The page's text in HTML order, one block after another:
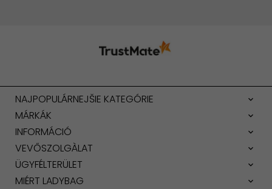
NAJPOPULÁRNEJŠIE KATEGÓRIE
MÁRKÁK
INFORMÁCIÓ
VEVŐSZOLGÀLAT
ÜGYFÉLTERÜLET
MIÉRT LADYBAG